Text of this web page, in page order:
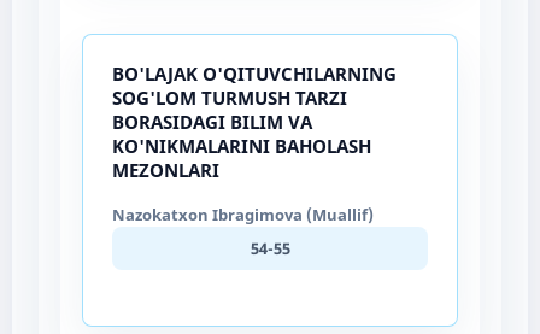
BO'LAJAK O'QITUVCHILARNING
SOG'LOM TURMUSH TARZI
BORASIDAGI BILIM VA
KO'NIKMALARINI BAHOLASH
MEZONLARI
Nazokatxon Ibragimova (Muallif)
54-55